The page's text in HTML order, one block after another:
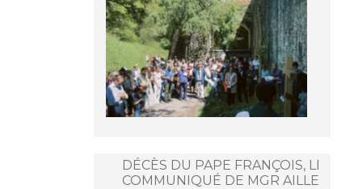
DÉCÈS DU PAPE FRANÇOIS, LE
COMMUNIQUÉ DE MGR AILLET.